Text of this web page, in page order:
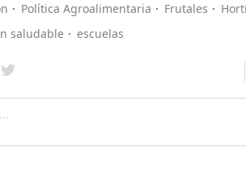
Política Agroalimentaria Frutales
saludable
escuelas